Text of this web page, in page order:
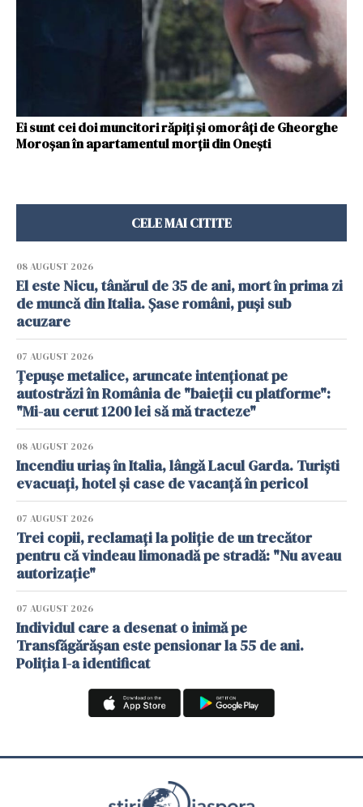
Ei sunt cei doi muncitori răpiţi şi omorâţi de Gheorghe
Moroşan în apartamentul morţii din Oneşti
CELE MAI CITITE
08 AUGUST 2026
El este Nicu, tânărul de 35 de ani, mort în prima zi
de muncă din Italia. Șase români, puși sub
acuzare
07 AUGUST 2026
Țepușe metalice, aruncate intenționat pe
autostrăzi în România de "baieții cu platforme":
"Mi-au cerut 1200 lei să mă tracteze"
08 AUGUST 2026
Incendiu uriaș în Italia, lângă Lacul Garda. Turiști
evacuați, hotel și case de vacanță în pericol
07 AUGUST 2026
Trei copii, reclamați la poliție de un trecător
pentru că vindeau limonadă pe stradă: "Nu aveau
autorizație"
07 AUGUST 2026
Individul care a desenat o inimă pe
Transfăgărășan este pensionar la 55 de ani.
Poliția l-a identificat